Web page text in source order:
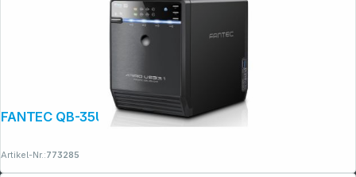
FANTEC QB-35U31R
Artikel-Nr.:773285